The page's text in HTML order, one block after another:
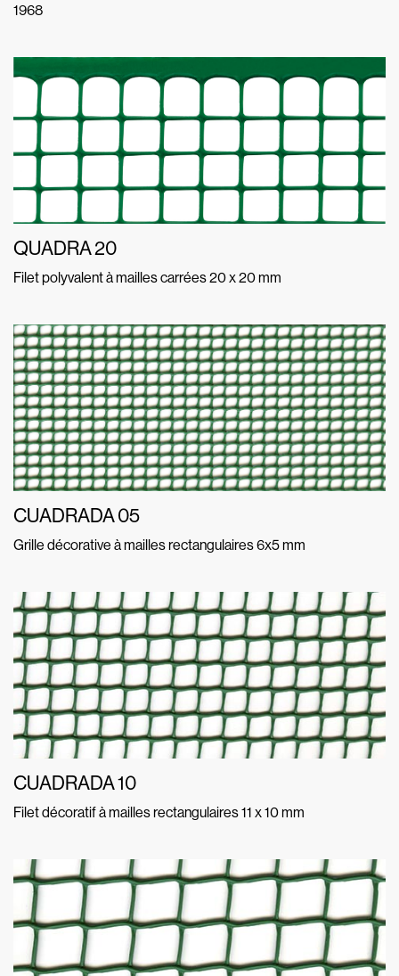
1968
QUADRA 20
Filet polyvalent à mailles carrées 20 x 20 mm
CUADRADA 05
Grille décorative à mailles rectangulaires 6x5 mm
CUADRADA 10
Filet décoratif à mailles rectangulaires 11 x 10 mm